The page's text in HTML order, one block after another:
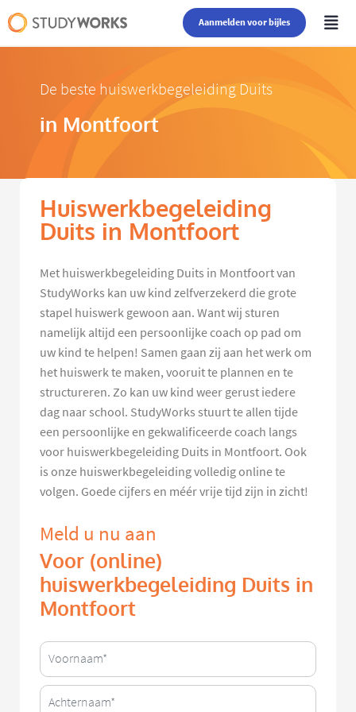
Aanmelden voor bijles
De beste huiswerkbegeleiding Duits
in Montfoort
Huiswerkbegeleiding
Duits in Montfoort
Met huiswerkbegeleiding Duits in Montfoort van
StudyWorks kan uw kind zelfverzekerd die grote
stapel huiswerk gewoon aan. Want wij sturen
namelijk altijd een persoonlijke coach op pad om
uw kind te helpen! Samen gaan zij aan het werk om
het huiswerk te maken, vooruit te plannen en te
structureren. Zo kan uw kind weer gerust iedere
dag naar school. StudyWorks stuurt te allen tijde
een persoonlijke en gekwalificeerde coach langs
voor huiswerkbegeleiding Duits in Montfoort. Ook
is onze huiswerkbegeleiding volledig online te
volgen. Goede cijfers en méér vrije tijd zijn in zicht!
Meld u nu aan
Voor (online)
huiswerkbegeleiding Duits in
Montfoort